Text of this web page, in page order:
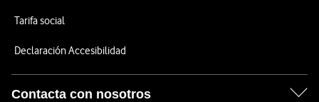
Tarifa social
Declaración Accesibilidad
Contacta con nosotros